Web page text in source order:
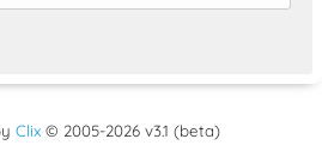
Clix© 2005-2026 v3.1 (beta)